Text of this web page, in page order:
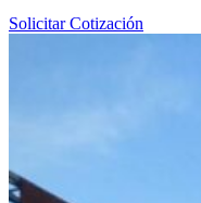
Solicitar Cotización